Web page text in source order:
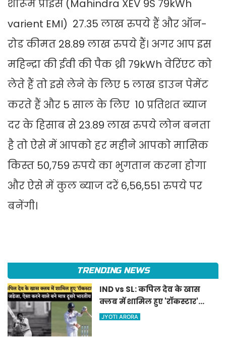
शोरूम प्राइस (Mahindra XEV 9S 79kWh
varient EMI) 27.35 लाख रुपये हैं और ऑन-
रोड कीमत 28.89 लाख रुपये हैं। अगर आप इस
महिन्द्रा की ईवी की पैक थ्री 79kWh वेरिंएट को
लेते हैं तो इसे लेने के लिए 5 लाख डाउन पेमेंट
करते हैं और 5 साल के लिए 10 प्रतिशत ब्याज
दर के हिसाब से 23.89 लाख रुपये लोन बनता
है तो ऐसे में आपको हर महीने आपको मासिक
किस्त 50,759 रुपये का भुगतान करना होगा
और ऐसे में कुल ब्याज दरें 6,56,551 रुपये पर
बनेंगी।
TRENDING NEWS
IND vs SL: कपिल देव के खास
क्लब में शामिल हुए 'रॉकस्टार'
जडेजा, ऐसा करने वाले बने मात्र
JYOTI ARORA